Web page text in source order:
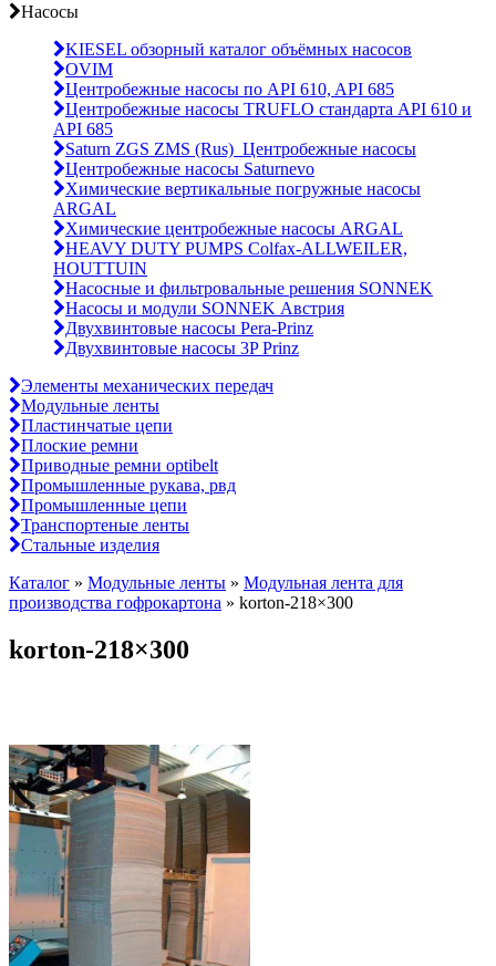
Насосы
KIESEL обзорный каталог объёмных насосов
OVIM
Центробежные насосы по API 610, API 685
Центробежные насосы TRUFLO стандарта API 610 и
API 685
Saturn ZGS ZMS (Rus)_Центробежные насосы
Центробежные насосы Saturnevo
Химические вертикальные погружные насосы
ARGAL
Химические центробежные насосы ARGAL
HEAVY DUTY PUMPS Colfax-ALLWEILER,
HOUTTUIN
Насосные и фильтровальные решения SONNEK
Насосы и модули SONNEK Австрия
Двухвинтовые насосы Pera-Prinz
Двухвинтовые насосы 3P Prinz
Элементы механических передач
Модульные ленты
Пластинчатые цепи
Плоские ремни
Приводные ремни optibelt
Промышленные рукава, рвд
Промышленные цепи
Транспортеные ленты
Стальные изделия
Каталог » Модульные ленты » Модульная лента для
производства гофрокартона » korton-218×300
korton-218×300